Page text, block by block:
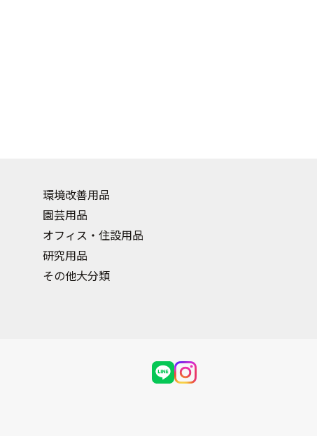
環境改善用品
園芸用品
オフィス・住設用品
研究用品
その他大分類